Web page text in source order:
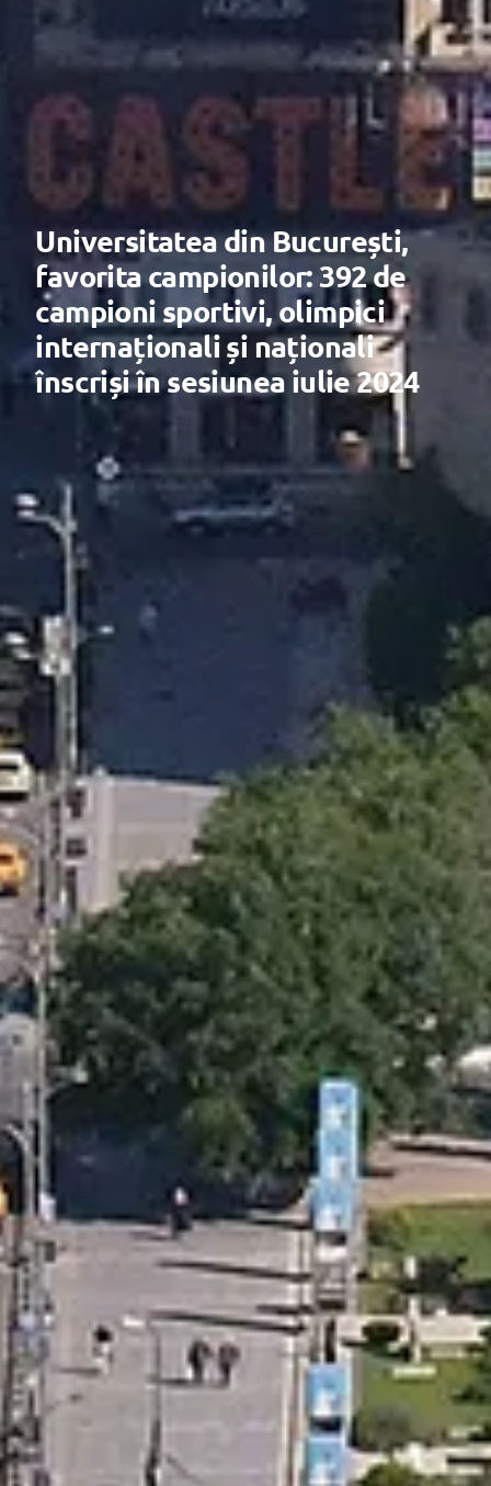
Universitatea din București,
favorita campionilor: 392 de
campioni sportivi, olimpici
internaționali și naționali
înscriși în sesiunea iulie 2024